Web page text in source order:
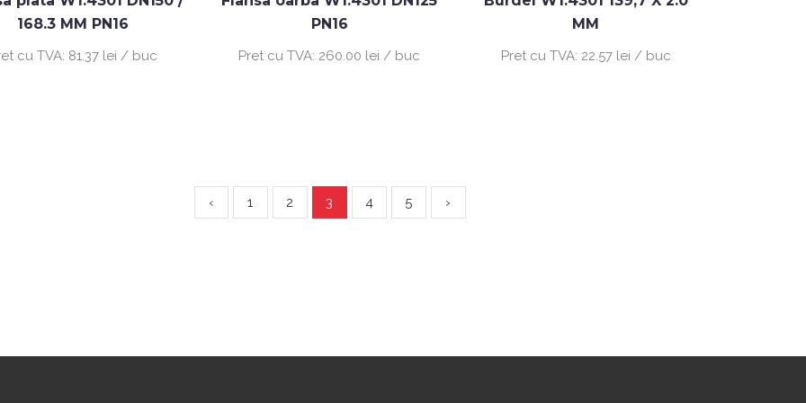
168.3 MM PN16
cu TVA: 81.37 lei / buc
PN16
Pret cu TVA: 260.00 lei / buc
MM
Pret cu TVA: 22.57 lei / buc
‹ 1 2 3 4 5 ›